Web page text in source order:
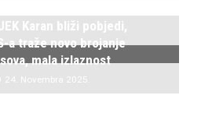
Karan bliži pobjedi,
a traže novo brojanje
mala izlaznost
24. Novembra 2025.